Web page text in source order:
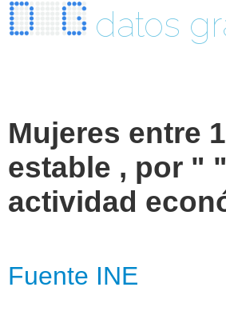
datos
Mujeres entre
estable , por "
actividad
Fuente INE